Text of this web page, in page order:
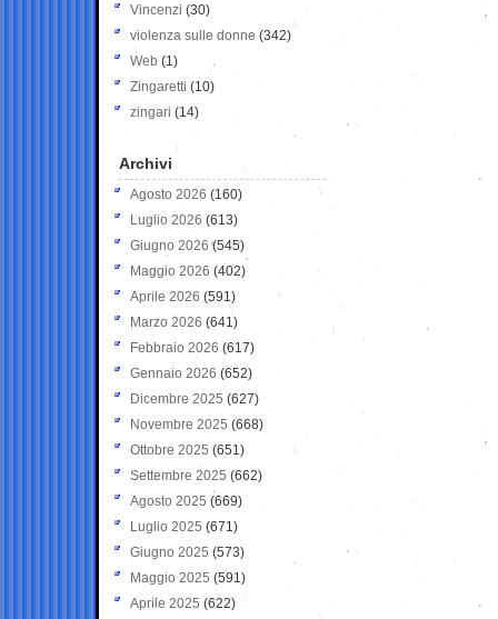
Vincenzi (30)
violenza sulle donne (342)
Web (1)
Zingaretti (10)
zingari (14)
Archivi
Agosto 2026 (160)
Luglio 2026 (613)
Giugno 2026 (545)
Maggio 2026 (402)
Aprile 2026 (591)
Marzo 2026 (641)
Febbraio 2026 (617)
Gennaio 2026 (652)
Dicembre 2025 (627)
Novembre 2025 (668)
Ottobre 2025 (651)
Settembre 2025 (662)
Agosto 2025 (669)
Luglio 2025 (671)
Giugno 2025 (573)
Maggio 2025 (591)
Aprile 2025 (622)